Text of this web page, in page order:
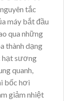
tắc
máy bắt đầu
qua những
thành dạng
hạt sương
quanh,
bốc hơi
giảm nhiệt